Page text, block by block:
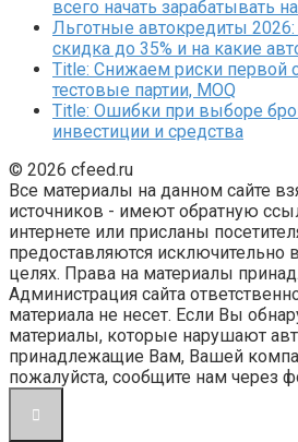
всего начать зарабатывать
Льготные автокредиты
скидка до 35% и на какие
Title: Снижаем риски первой
тестовые партии, MOQ
Title: Ошибки при выборе
инвестиции и средства
© 2026 cfeed.ru
Все материалы на данном сайте
источников - имеют обратную
интернете или присланы
предоставляются исключительно
целях. Права на материалы
Администрация сайта
материала не несет. Если Вы
материалы, которые нарушают
принадлежащие Вам, Вашей
пожалуйста, сообщите нам через